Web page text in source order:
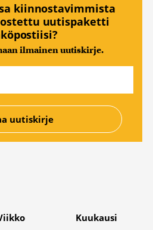
kiinnostavimmista
uutispaketti
ilmainen uutiskirje.
Kuukausi